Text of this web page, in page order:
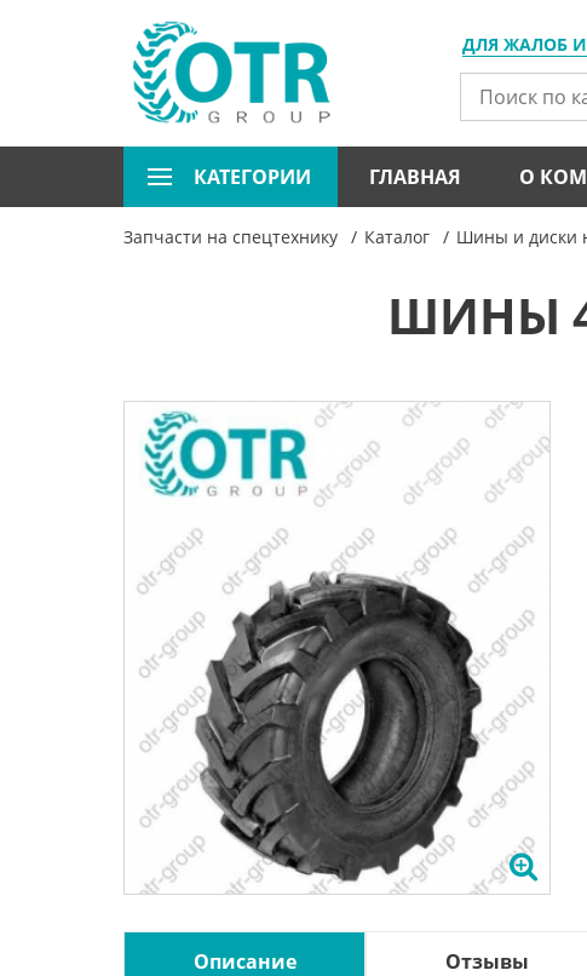
ДЛЯ ЖАЛОБ
КАТЕГОРИИ ГЛАВНАЯ О
Запчасти на спецтехнику Каталог Шины и диски
ШИНЫ
Описание Отзывы